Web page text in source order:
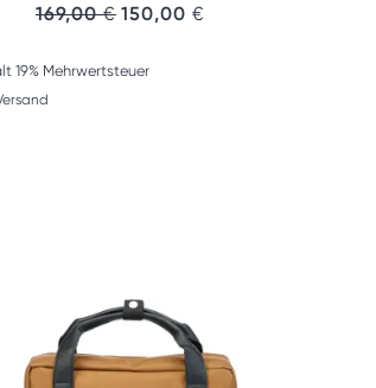
€ €.
169,00€ Ursprünglicher Preis war:
150,00 €
19% Mehrwertsteuer